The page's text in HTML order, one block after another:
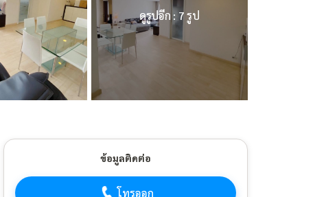
ดูรูปอีก : 7 รูป
ข้อมูลติดต่อ
โทรออก